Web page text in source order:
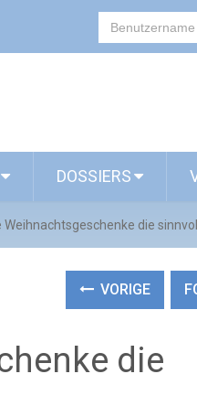
DOSSIERS
Weihnachtsgeschenke die
VORIGE
die